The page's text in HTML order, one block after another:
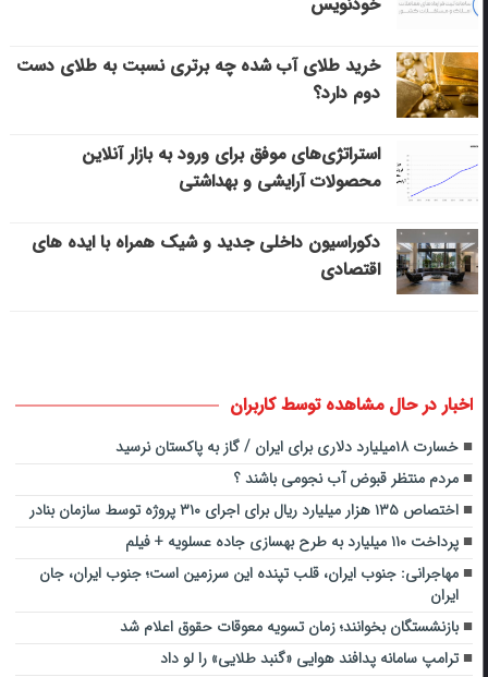
خرید طلای آب شده چه برتری نسبت به طلای دست
دوم دارد؟
استراتژی‌های موفق برای ورود به بازار آنلاین
محصولات آرایشی و بهداشتی
دکوراسیون داخلی جدید و شیک همراه با ایده های
اقتصادی
اخبار در حال مشاهده توسط کاربران
خسارت ۱۸میلیارد دلاری برای ایران / گاز به پاکستان نرسید
مردم منتظر قبوض آب نجومی باشند ؟
اختصاص ۱۳۵ هزار میلیارد ریال برای اجرای ۳۱۰ پروژه توسط سازمان بنادر
پرداخت ۱۱۰ میلیارد به طرح بهسازی جاده عسلویه + فیلم
مهاجرانی: جنوب ایران، قلب تپنده این سرزمین است؛ جنوب ایران، جان
ایران
بازنشستگان بخوانند؛ زمان تسویه معوقات حقوق اعلام شد
ترامپ سامانه پدافند هوایی «گنبد طلایی» را لو داد